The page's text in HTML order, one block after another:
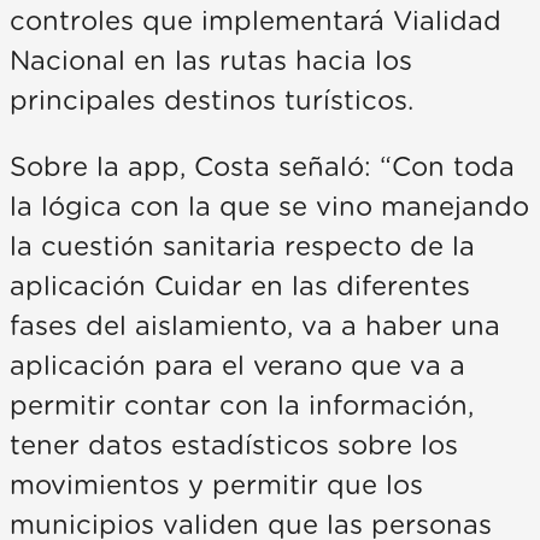
controles que implementará Vialidad
Nacional en las rutas hacia los
principales destinos turísticos.
Sobre la app, Costa señaló: “Con toda
la lógica con la que se vino manejando
la cuestión sanitaria respecto de la
aplicación Cuidar en las diferentes
fases del aislamiento, va a haber una
aplicación para el verano que va a
permitir contar con la información,
tener datos estadísticos sobre los
movimientos y permitir que los
municipios validen que las personas